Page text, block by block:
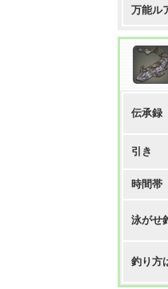
万能ル
伝承録
引き
時間帯
泳がせ
釣り方